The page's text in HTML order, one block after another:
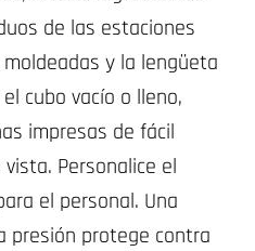
de las estaciones
y la lengüeta
cubo vacío o lleno,
impresas de fácil
Personalice el
el personal. Una
presión protege contra